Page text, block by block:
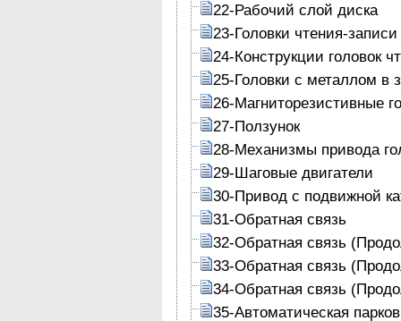
22-Рабочий слой диска
23-Головки чтения-записи
24-Конструкции головок
25-Головки с металлом в
26-Магниторезистивные
27-Ползунок
28-Механизмы привода
29-Шаговые двигатели
30-Привод с подвижной
31-Обратная связь
32-Обратная связь
33-Обратная связь
34-Обратная связь
35-Автоматическая